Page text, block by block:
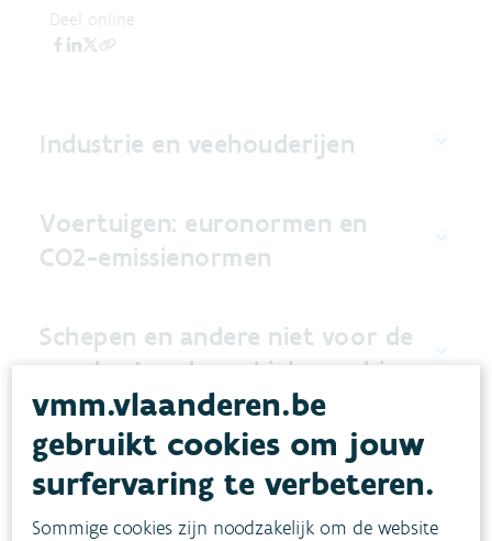
Deel online
Industrie en veehouderijen
Voertuigen: euronormen en
CO2-emissienormen
Schepen en andere niet voor de
weg bestemde mobiele machines
Stookolie en gasketels
vmm.vlaanderen.be
gebruikt cookies om jouw
surfervaring te verbeteren.
Sommige cookies zijn noodzakelijk om de website